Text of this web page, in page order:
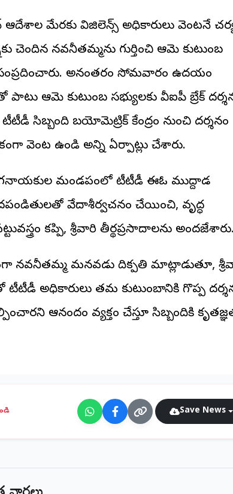
ఆదేశాల మేరకు విజిలెన్స్ అధికారులు వెంటనే
చెందిన నవనీతమ్మను గుర్తించి ఆమె కుటుంబ
సంప్రదించారు. అనంతరం సోమవారం ఉదయం
ఆమె కుటుంబ సభ్యులకు వీఐపీ బ్రేక్
సిబ్బంది బయోమెట్రిక్ కేంద్రం నుంచి దర్శనం
వెంట ఉండి అన్ని ఏర్పాట్లు చేశారు.
మండపంలో టీటీడీ ఈఓ ముద్దాడ
వేదాశీర్వచనం చేయించి, వృద్ధ
కప్పి, శ్రీవారి తీర్థప్రసాదాలను అందజేశారు.
నవనీతమ్మ మనవడు దిక్పతి మాట్లాడుతూ,
టీటీడీ అధికారులు తమ కుటుంబానికి గొప్ప
ఆనందం వ్యక్తం చేస్తూ సిబ్బందికి
Save News